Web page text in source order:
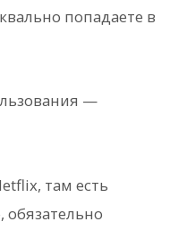
попадаете в
—
там есть
обязательно